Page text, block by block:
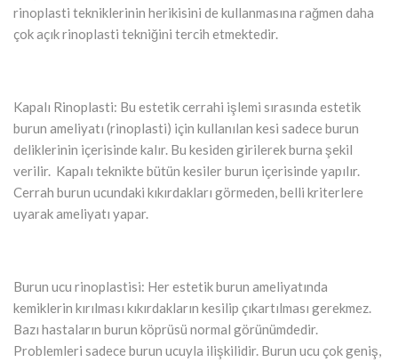
rinoplasti tekniklerinin herikisini de kullanmasına rağmen daha
çok açık rinoplasti tekniğini tercih etmektedir.
Kapalı Rinoplasti: Bu estetik cerrahi işlemi sırasında estetik
burun ameliyatı (rinoplasti) için kullanılan kesi sadece burun
deliklerinin içerisinde kalır. Bu kesiden girilerek burna şekil
verilir. Kapalı teknikte bütün kesiler burun içerisinde yapılır.
Cerrah burun ucundaki kıkırdakları görmeden, belli kriterlere
uyarak ameliyatı yapar.
Burun ucu rinoplastisi: Her estetik burun ameliyatında
kemiklerin kırılması kıkırdakların kesilip çıkartılması gerekmez.
Bazı hastaların burun köprüsü normal görünümdedir.
Problemleri sadece burun ucuyla ilişkilidir. Burun ucu çok geniş,